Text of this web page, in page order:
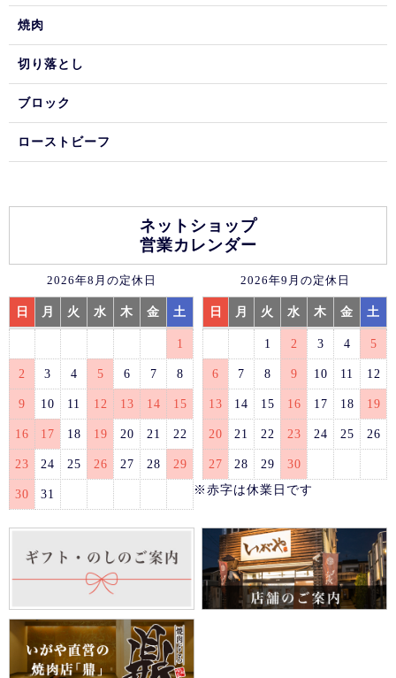
焼肉
切り落とし
ブロック
ローストビーフ
ネットショップ
営業カレンダー
2026年8月の定休日
日 月 火 水 木 金 土
1
2 3 4 5 6 7 8
9 10 11 12 13 14 15
16 17 18 19 20 21 22
23 24 25 26 27 28 29
30 31
2026年9月の定休日
日 月 火 水 木 金 土
1 2 3 4 5
6 7 8 9 10 11 12
13 14 15 16 17 18 19
20 21 22 23 24 25 26
27 28 29
30
※赤字は休業日です